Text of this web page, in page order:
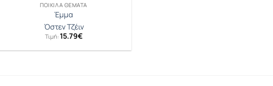
ΠΟΙΚΊΛΑ ΘΈΜΑΤΑ
Έμμα
Όστεν Τζέιν
Τιμή:15.79€